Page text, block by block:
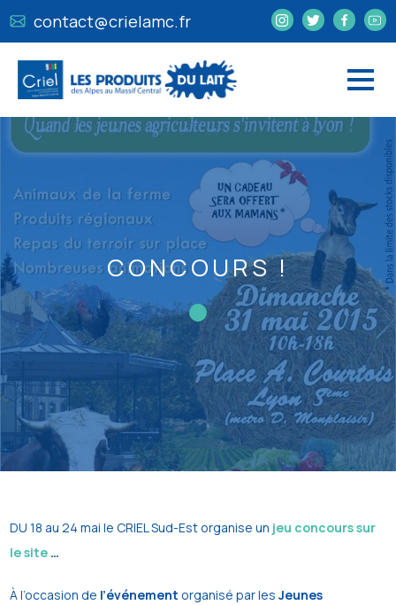
contact@crielamc.fr
CONCOURS !
DU 18 au 24 mai le CRIEL Sud-Est organise un jeu concours sur
le site …
À l’occasion de l’événement organisé par lesJeunes